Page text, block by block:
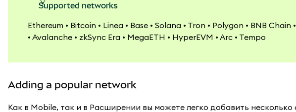
Supported networks
Ethereum • Bitcoin • Linea • Base • Solana • Tron • Polygon • BNB
• Avalanche • zkSync Era • MegaETH • HyperEVM • Arc • Tempo
Adding a popular network
Как в Mobile, так и в Расширении вы можете легко добавить